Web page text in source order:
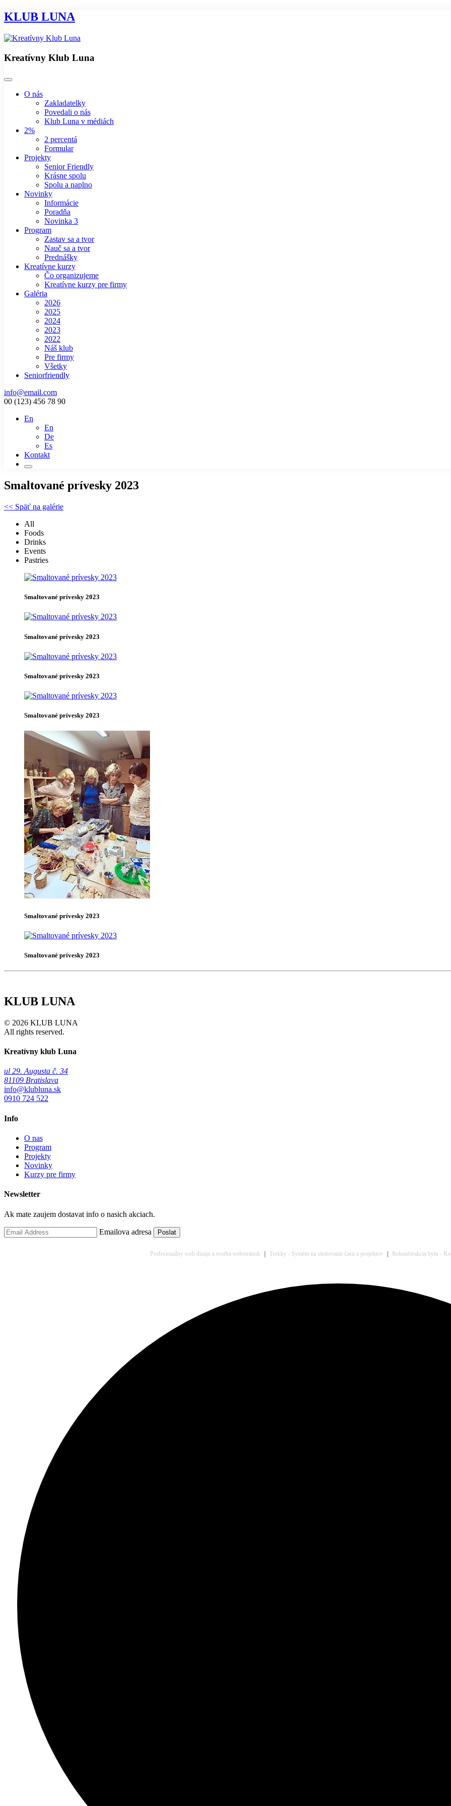
KLUB LUNA
Kreatívny Klub Luna
O nás
Zakladatelky
Povedali o nás
Klub Luna v médiách
2%
2 percentá
Formular
Projekty
Senior Friendly
Krásne spolu
Spolu a naplno
Novinky
Informácie
Poradňa
Novinka 3
Program
Zastav sa a tvor
Nauč sa a tvor
Prednášky
Kreatívne kurzy
Čo organizujeme
Kreatívne kurzy pre firmy
Galéria
2026
2025
2024
2023
2022
Náš klub
Pre firmy
Všetky
Seniorfriendly
info@email.com
00 (123) 456 78 90
En
En
De
Es
Kontakt
Smaltované prívesky 2023
<< Späť na galérie
All
Foods
Drinks
Events
Pastries
Smaltované prívesky 2023
Smaltované prívesky 2023
Smaltované prívesky 2023
Smaltované prívesky 2023
Smaltované prívesky 2023
Smaltované prívesky 2023
KLUB LUNA
© 2026 KLUB LUNA
All rights reserved.
Kreatívny klub Luna
ul 29. Augusta č. 34
81109 Bratislava
info@klubluna.sk
0910 724 522
Info
O nas
Program
Projekty
Novinky
Kurzy pre firmy
Newsletter
Ak mate zaujem dostavat info o nasich akciach.
Emailova adresa
Profesionálny web dizajn a tvorba webstránok | Trekky - Systém na sledovanie času a projektov | Rekonštrukcia bytu -